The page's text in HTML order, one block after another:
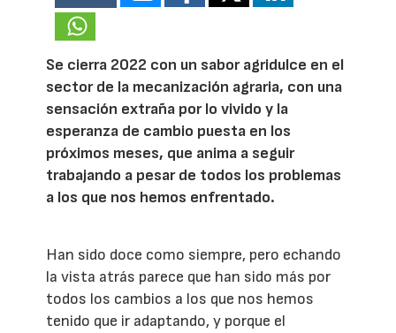
Se cierra 2022 con un sabor agridulce en el
sector de la mecanización agraria, con una
sensación extraña por lo vivido y la
esperanza de cambio puesta en los
próximos meses, que anima a seguir
trabajando a pesar de todos los problemas
a los que nos hemos enfrentado.
Han sido doce como siempre, pero echando
la vista atrás parece que han sido más por
todos los cambios a los que nos hemos
tenido que ir adaptando, y porque el